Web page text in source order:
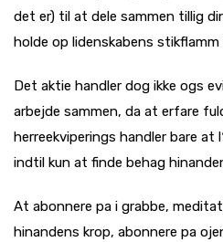
det er) til at dele sammen tillig
holde op lidenskabens stikflamm
Det aktie handler dog ikke ogs
arbejde sammen, da at erfare
herreekviperings handler bare
indtil kun at finde behag
At abonnere pa i grabbe,
hinandens krop, abonnere pa